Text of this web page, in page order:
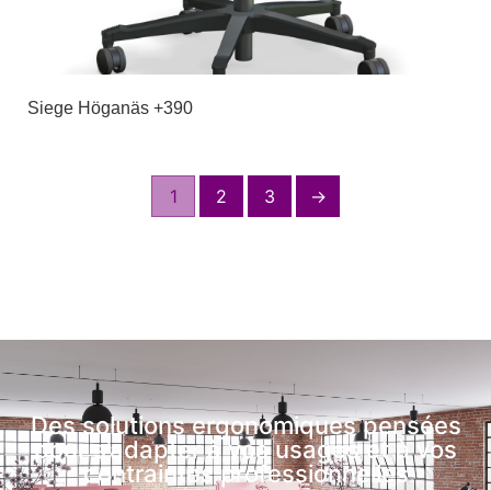
Siege Höganäs +390
1 2 3 →
Des solutions ergonomiques pensées
pour s’adapter à vos usages et à vos
contraintes professionnelles